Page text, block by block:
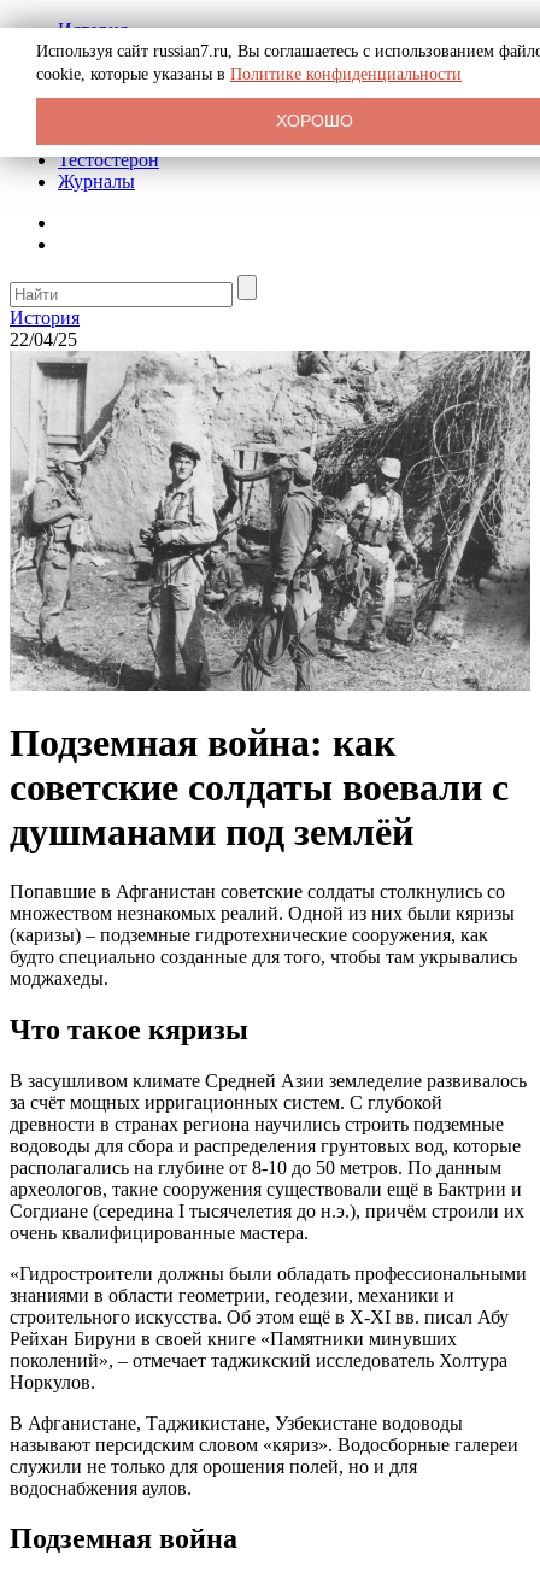
История
Биография
Криминал
Реклама на сайте
Тестостерон
Журналы
История
22/04/25
Подземная война: как
советские солдаты воевали с
душманами под землёй
Попавшие в Афганистан советские солдаты столкнулись со
множеством незнакомых реалий. Одной из них были кяризы
(каризы) – подземные гидротехнические сооружения, как
будто специально созданные для того, чтобы там укрывались
моджахеды.
Что такое кяризы
В засушливом климате Средней Азии земледелие развивалось
за счёт мощных ирригационных систем. С глубокой
древности в странах региона научились строить подземные
водоводы для сбора и распределения грунтовых вод, которые
располагались на глубине от 8-10 до 50 метров. По данным
археологов, такие сооружения существовали ещё в Бактрии и
Согдиане (середина I тысячелетия до н.э.), причём строили их
очень квалифицированные мастера.
«Гидростроители должны были обладать профессиональными
знаниями в области геометрии, геодезии, механики и
строительного искусства. Об этом ещё в X-XI вв. писал Абу
Рейхан Бируни в своей книге «Памятники минувших
поколений», – отмечает таджикский исследователь Холтура
Норкулов.
В Афганистане, Таджикистане, Узбекистане водоводы
называют персидским словом «кяриз». Водосборные галереи
служили не только для орошения полей, но и для
водоснабжения аулов.
Подземная война
Используя сайт russian7.ru, Вы соглашаетесь с использованием
cookie, которые указаны в Политике конфиденциальности
ХОРОШО